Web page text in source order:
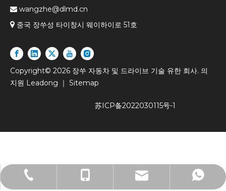
+86-512-53980061
+86- 15026701859
 wangzhe@dlmd.cn
 중국 장쑤성 타이창시 웨이하이로 51호
Copyright© 2026 장쑤 자동차 및 드라이브 기술 유한 회사. 의
지원 Leadong ｜ Sitemap
苏ICP备2022030115号-1